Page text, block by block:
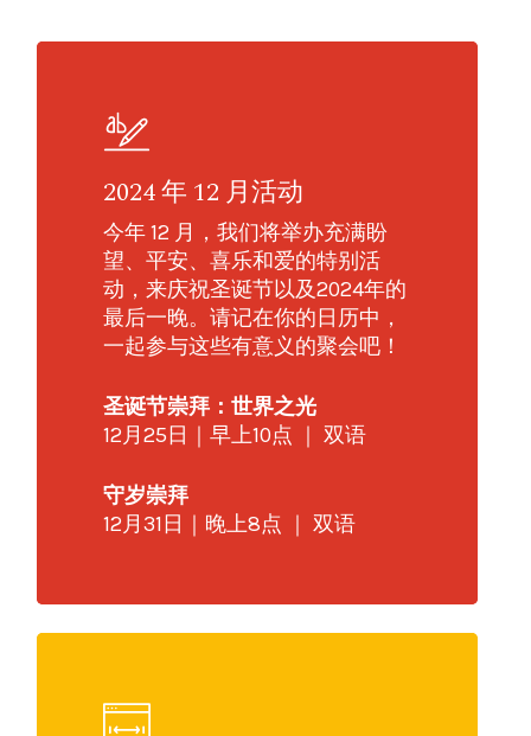
2024 年 12 月活动
今年 12 月，我们将举办充满盼
望、平安、喜乐和爱的特别活
动，来庆祝圣诞节以及2024年的
最后一晚。请记在你的日历中，
一起参与这些有意义的聚会吧！
圣诞节崇拜：世界之光
12月25日｜早上10点 ｜ 双语
守岁崇拜
12月31日｜晚上8点 ｜ 双语